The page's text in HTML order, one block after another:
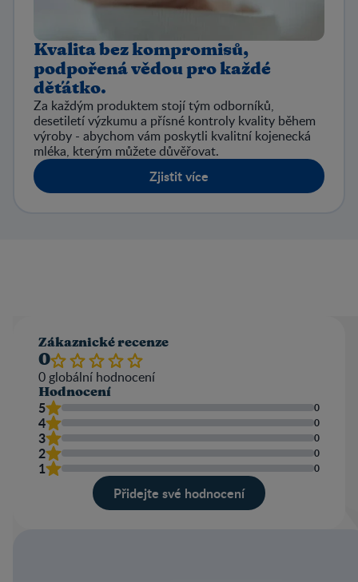
Kvalita bez kompromisů,
podpořená vědou pro každé
děťátko.
Za každým produktem stojí tým odborníků,
desetiletí výzkumu a přísné kontroly kvality během
výroby - abychom vám poskytli kvalitní kojenecká
mléka, kterým můžete důvěřovat.
Zjistit více
Zákaznické recenze
0
0 globální hodnocení
Hodnocení
5 0
4 0
3 0
2 0
1 0
Přidejte své hodnocení